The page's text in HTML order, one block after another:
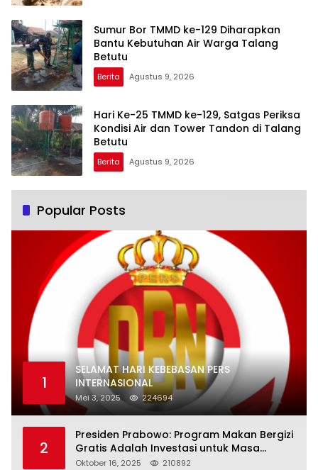
Sumur Bor TMMD ke-129 Diharapkan
Bantu Kebutuhan Air Warga Talang
Betutu
Berita Agustus 9, 2026
Hari Ke-25 TMMD ke-129, Satgas Periksa
Kondisi Air dan Tower Tandon di Talang
Betutu
Berita Agustus 9, 2026
Popular Posts
1
SELAMAT HARI KEBEBASAN PERS
INTERNASIONAL
Mei 3, 2025 224694
2
Presiden Prabowo: Program Makan Bergizi
Gratis Adalah Investasi untuk Masa
Depan Bangsa
Oktober 16, 2025 210892